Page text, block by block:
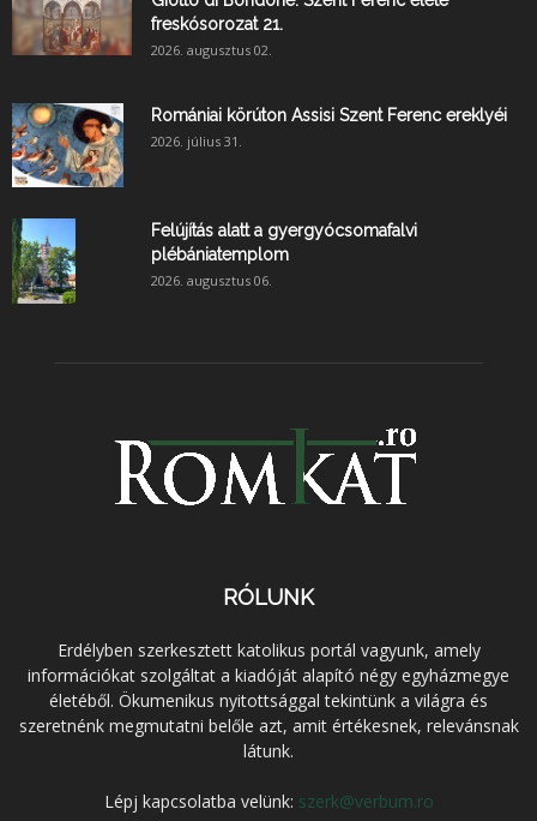
freskósorozat 21.
2026. augusztus 02.
Romániai körúton Assisi Szent Ferenc ereklyéi
2026. július 31.
Felújítás alatt a gyergyócsomafalvi
plébániatemplom
2026. augusztus 06.
RÓLUNK
Erdélyben szerkesztett katolikus portál vagyunk, amely
információkat szolgáltat a kiadóját alapító négy egyházmegye
életéből. Ökumenikus nyitottsággal tekintünk a világra és
szeretnénk megmutatni belőle azt, amit értékesnek, relevánsnak
látunk.
Lépj kapcsolatba velünk: szerk@verbum.ro